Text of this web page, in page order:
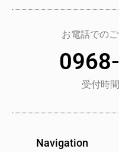
お電話での
受付時
Navigation